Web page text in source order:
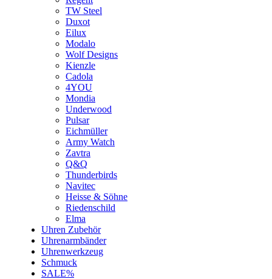
TW Steel
Duxot
Eilux
Modalo
Wolf Designs
Kienzle
Cadola
4YOU
Mondia
Underwood
Pulsar
Eichmüller
Army Watch
Zavtra
Q&Q
Thunderbirds
Navitec
Heisse & Söhne
Riedenschild
Elma
Uhren Zubehör
Uhrenarmbänder
Uhrenwerkzeug
Schmuck
SALE%